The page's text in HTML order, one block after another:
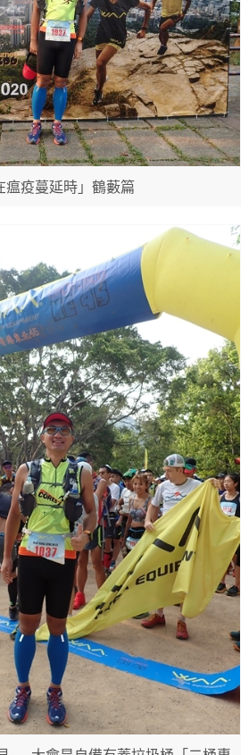
瘟疫蔓延時」鶴藪篇